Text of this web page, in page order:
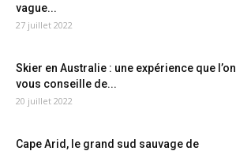
vague...
27 juillet 2022
Skier en Australie : une expérience que l’on
vous conseille de...
20 juillet 2022
Cape Arid, le grand sud sauvage de